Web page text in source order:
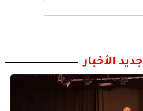
جديد الأخبار